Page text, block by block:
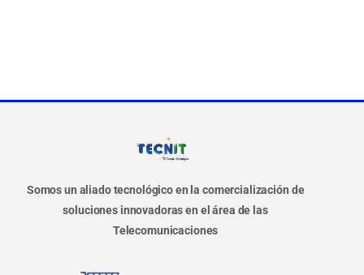
Somos un aliado tecnológico en la comercialización de
soluciones innovadoras en el área de las
Telecomunicaciones